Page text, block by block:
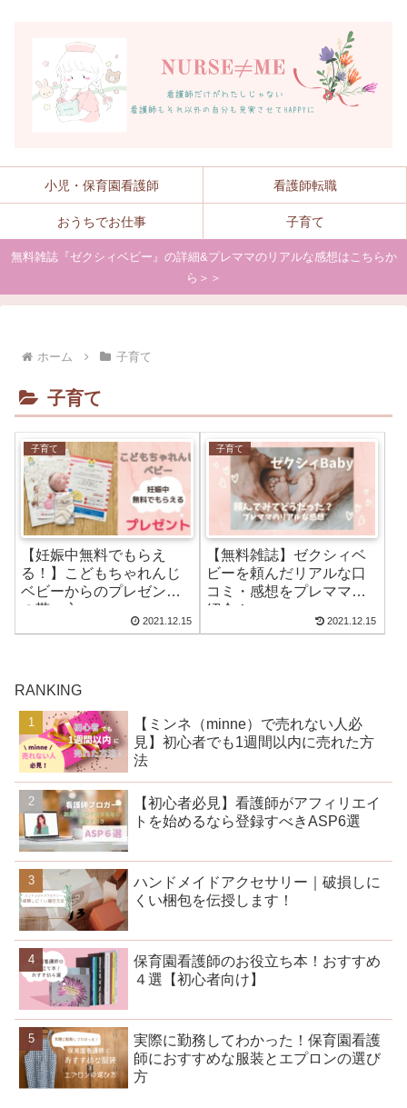
小児・保育園看護師 看護師転職
おうちでお仕事 子育て
無料雑誌『ゼクシィベビー』の詳細&プレママのリアルな感想はこちらか
ら＞＞
ホーム 子育て
子育て
子育て
【妊娠中無料でもらえ
る！】こどもちゃれんじ
ベビーからのプレゼント
の貰い方
2021.12.15
子育て
【無料雑誌】ゼクシィベ
ビーを頼んだリアルな口
コミ・感想をプレママが
紹介！
2021.12.15
RANKING
【ミンネ（minne）で売れない人必
見】初心者でも1週間以内に売れた方
法
【初心者必見】看護師がアフィリエイ
トを始めるなら登録すべきASP6選
ハンドメイドアクセサリー｜破損しに
くい梱包を伝授します！
保育園看護師のお役立ち本！おすすめ
４選【初心者向け】
実際に勤務してわかった！保育園看護
師におすすめな服装とエプロンの選び
方